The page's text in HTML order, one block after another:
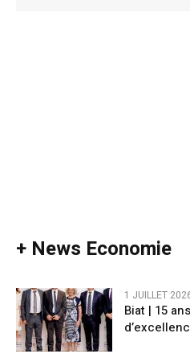
+ News Economie
1 JUILLET
Biat | 15